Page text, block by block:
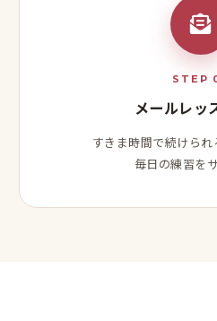
STEP
メールレッ
すきま時間で続けられ
毎日の練習を